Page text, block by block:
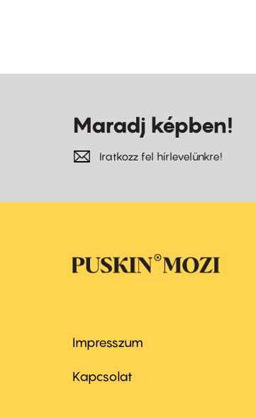
Maradj képben!
Iratkozz fel hírlevelünkre!
Footer
menu
Impresszum
Kapcsolat